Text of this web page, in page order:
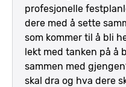
profesjonelle
dere med å sette
som kommer til å bli
lekt med tanken på å
sammen med
skal dra og hva dere